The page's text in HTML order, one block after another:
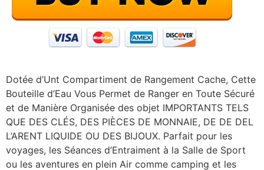
Dotée d’Unt Compartiment de Rangement Cache, Cette
Bouteille d’Eau Vous Permet de Ranger en Toute Sécuré
et de Manière Organisée des objet IMPORTANTS TELS
QUE DES CLÉS, DES PIÈCES DE MONNAIE, DE DE DEL
L’ARENT LIQUIDE OU DES BIJOUX. Parfait pour les
voyages, les Séances d’Entraiment à la Salle de Sport
ou les aventures en plein Air comme camping et les